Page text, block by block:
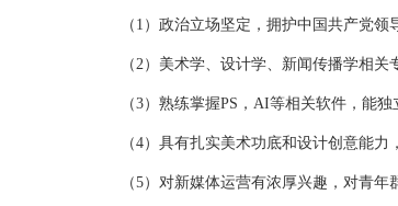
（1）政治立场坚定，拥护中国共产党领
（2）美术学、设计学、新闻传播学相关
（3）熟练掌握PS，AI等相关软件，能独
（4）具有扎实美术功底和设计创意能力
（5）对新媒体运营有浓厚兴趣，对青年群